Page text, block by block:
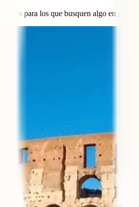
para los que busquen algo en